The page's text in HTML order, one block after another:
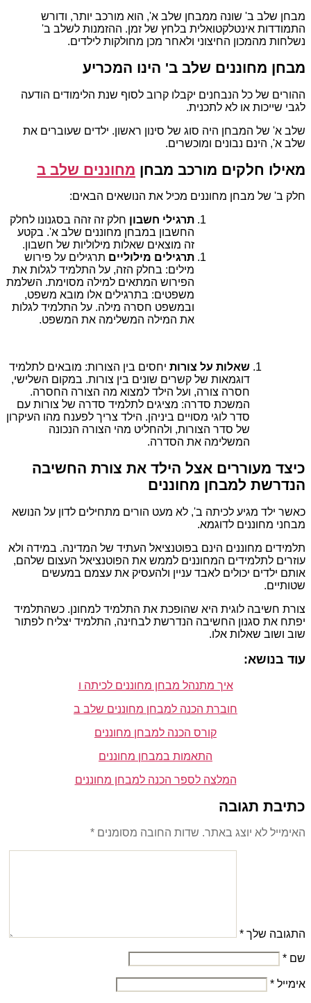
מבחן שלב ב' שונה ממבחן שלב א', הוא מורכב יותר, ודורש
התמודדות אינטלקטואלית בלחץ של זמן. ההזמנות לשלב ב'
נשלחות מהמכון החיצוני ולאחר מכן מחולקות לילדים.
מבחן מחוננים שלב ב' הינו המכריע
ההורים של כל הנבחנים יקבלו קרוב לסוף שנת הלימודים הודעה
לגבי שייכות או לא לתכנית.
שלב א' של המבחן היה סוג של סינון ראשון. ילדים שעוברים את
שלב א', הינם נבונים ומוכשרים.
מאילו חלקים מורכב מבחן מחוננים שלב ב
חלק ב' של מבחן מחוננים מכיל את הנושאים הבאים:
תרגילי חשבון חלק זה זהה בסגנונו לחלק
החשבון במבחן מחוננים שלב א'. בקטע
זה מוצאים שאלות מילוליות של חשבון.
תרגילים מילוליים תרגילים על פירוש
מילים: בחלק הזה, על התלמיד לגלות את
הפירוש המתאים למילה מסוימת. השלמת
משפטים: בתרגילים אלו מובא משפט,
ובמשפט חסרה מילה. על התלמיד לגלות
את המילה המשלימה את המשפט.
שאלות על צורות יחסים בין הצורות: מובאים לתלמיד
דוגמאות של קשרים שונים בין צורות. במקום השלישי,
חסרה צורה, ועל הילד למצוא מה הצורה החסרה.
המשכת סדרה: מציגים לתלמיד סדרה של צורות עם
סדר לוגי מסויים ביניהן. הילד צריך לפענח מהו העיקרון
של סדר הצורות, ולהחליט מהי הצורה הנכונה
המשלימה את הסדרה.
כיצד מעוררים אצל הילד את צורת החשיבה
הנדרשת למבחן מחוננים
כאשר ילד מגיע לכיתה ב', לא מעט הורים מתחילים לדון על הנושא
מבחני מחוננים לדוגמא.
תלמידים מחוננים הינם בפוטנציאל העתיד של המדינה. במידה ולא
עוזרים לתלמידים המחוננים לממש את הפוטנציאל העצום שלהם,
אותם ילדים יכולים לאבד עניין ולהעסיק את עצמם במעשים
שטותיים.
צורת חשיבה לוגית היא שהופכת את התלמיד למחונן. כשהתלמיד
יפתח את סגנון החשיבה הנדרשת לבחינה, התלמיד יצליח לפתור
שוב ושוב שאלות אלו.
עוד בנושא:
איך מתנהל מבחן מחוננים לכיתה ו
חוברת הכנה למבחן מחוננים שלב ב
קורס הכנה למבחן מחוננים
התאמות במבחן מחוננים
המלצה לספר הכנה למבחן מחוננים
כתיבת תגובה
האימייל לא יוצג באתר. שדות החובה מסומנים *
התגובה שלך *
שם *
אימייל *